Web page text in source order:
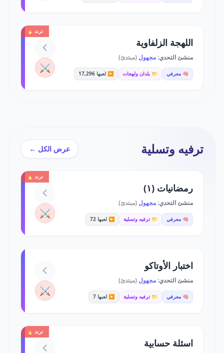
ترند 🔥
اللهجة الزلفاوية
منشئ التحدي:مجهول (مبتدئ)
🧠 معرفي 📁 بلدان ولهجات ▶️ لعبها 17,296 ⚔️
ترفيه وتسلية عرض الكل ←
ترند 🔥
رمضانيات (١)
منشئ التحدي:مجهول (مبتدئ)
🧠 معرفي 📁 ترفيه وتسلية ▶️ لعبها 72 ⚔️
اختبار الأوتاكو
منشئ التحدي:مجهول (مبتدئ)
🧠 معرفي 📁 ترفيه وتسلية ▶️ لعبها 7 ⚔️
ترند 🔥
اسئلة حسابية